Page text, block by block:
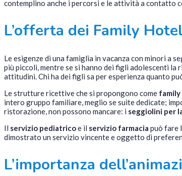
contemplino anche i percorsi e le attività a contatto
L’offerta dei Family
Le esigenze di una famiglia in vacanza con minori a
più piccoli, mentre se si hanno dei figli adolescenti
attitudini. Chi ha dei figli sa per esperienza quanto
Le strutture ricettive che si propongono come
intero gruppo familiare, meglio se suite dedicate;
ristorazione, non possono mancare: i seggiolini per
Il servizio pediatricoe il servizio farmacia può fare
dimostrato un servizio vincente e oggetto di
L’importanza